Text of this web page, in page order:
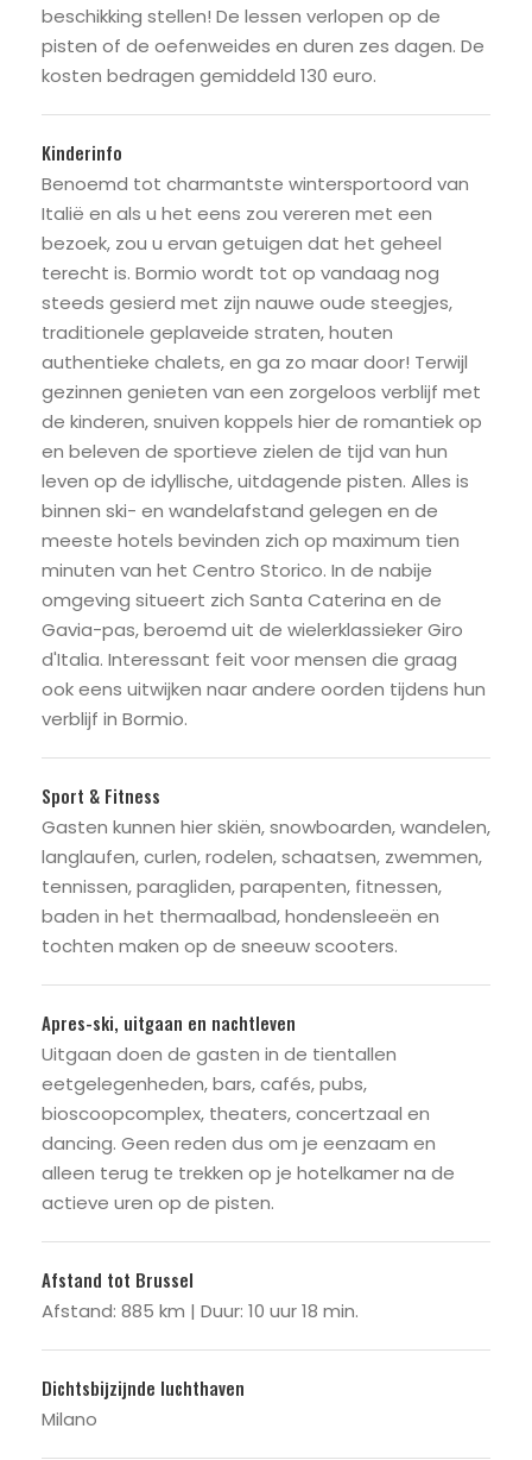
beschikking stellen! De lessen verlopen op de
pisten of de oefenweides en duren zes dagen. De
kosten bedragen gemiddeld 130 euro.
Kinderinfo
Benoemd tot charmantste wintersportoord van
Italië en als u het eens zou vereren met een
bezoek, zou u ervan getuigen dat het geheel
terecht is. Bormio wordt tot op vandaag nog
steeds gesierd met zijn nauwe oude steegjes,
traditionele geplaveide straten, houten
authentieke chalets, en ga zo maar door! Terwijl
gezinnen genieten van een zorgeloos verblijf met
de kinderen, snuiven koppels hier de romantiek op
en beleven de sportieve zielen de tijd van hun
leven op de idyllische, uitdagende pisten. Alles is
binnen ski- en wandelafstand gelegen en de
meeste hotels bevinden zich op maximum tien
minuten van het Centro Storico. In de nabije
omgeving situeert zich Santa Caterina en de
Gavia-pas, beroemd uit de wielerklassieker Giro
d'Italia. Interessant feit voor mensen die graag
ook eens uitwijken naar andere oorden tijdens hun
verblijf in Bormio.
Sport & Fitness
Gasten kunnen hier skiën, snowboarden, wandelen,
langlaufen, curlen, rodelen, schaatsen, zwemmen,
tennissen, paragliden, parapenten, fitnessen,
baden in het thermaalbad, hondensleeën en
tochten maken op de sneeuw scooters.
Apres-ski, uitgaan en nachtleven
Uitgaan doen de gasten in de tientallen
eetgelegenheden, bars, cafés, pubs,
bioscoopcomplex, theaters, concertzaal en
dancing. Geen reden dus om je eenzaam en
alleen terug te trekken op je hotelkamer na de
actieve uren op de pisten.
Afstand tot Brussel
Afstand: 885 km | Duur: 10 uur 18 min.
Dichtsbijzijnde luchthaven
Milano